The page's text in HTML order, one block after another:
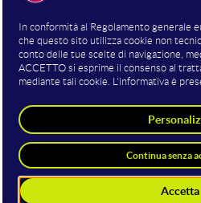
Head of Italian
Communication of